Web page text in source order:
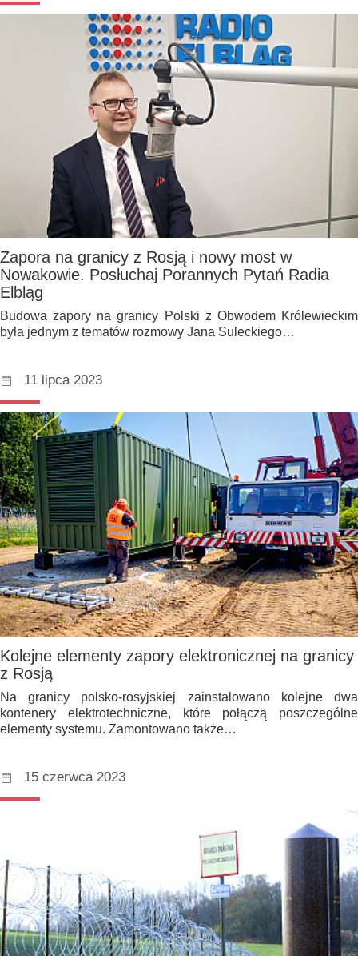
Zapora na granicy z Rosją i nowy most w
Nowakowie. Posłuchaj Porannych Pytań Radia
Elbląg
Budowa zapory na granicy Polski z Obwodem Królewieckim
była jednym z tematów rozmowy Jana Suleckiego…
11 lipca 2023
Kolejne elementy zapory elektronicznej na granicy
z Rosją
Na granicy polsko-rosyjskiej zainstalowano kolejne dwa
kontenery elektrotechniczne, które połączą poszczególne
elementy systemu. Zamontowano także…
15 czerwca 2023